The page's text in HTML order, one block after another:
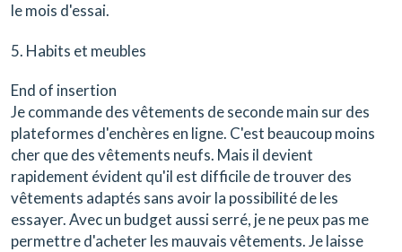
le mois d'essai.
5. Habits et meubles
End of insertion
Je commande des vêtements de seconde main sur des
plateformes d'enchères en ligne. C'est beaucoup moins
cher que des vêtements neufs. Mais il devient
rapidement évident qu'il est difficile de trouver des
vêtements adaptés sans avoir la possibilité de les
essayer. Avec un budget aussi serré, je ne peux pas me
permettre d'acheter les mauvais vêtements. Je laisse